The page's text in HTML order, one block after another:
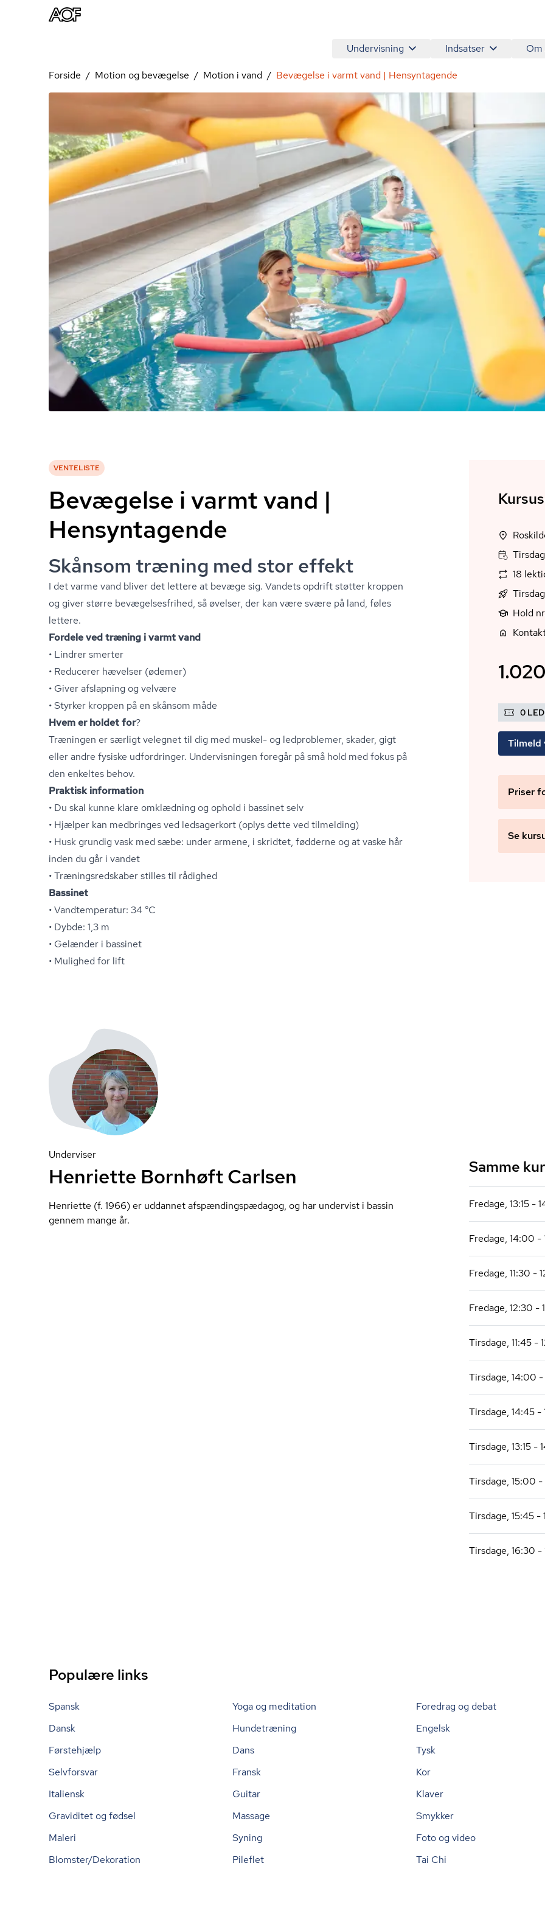
Undervisning Indsatser Om
Forside Motion og bevægelse Motion i vand Bevægelse i varmt vand | Hensyntagende
VENTELISTE
Bevægelse i varmt vand |
Hensyntagende
Skånsom træning med stor effekt
I det varme vand bliver det lettere at bevæge sig. Vandets opdrift støtter kroppen
og giver større be­væ­gel­ses­fri­hed, så øvelser, der kan være svære på land, føles
lettere.
Fordele ved træning i varmt vand
• Lindrer smerter
• Reducerer hævelser (ødemer)
• Giver afslapning og velvære
• Styrker kroppen på en skånsom måde
Hvem er holdet for?
Træningen er særligt velegnet til dig med muskel- og ledproblemer, skader, gigt
eller andre fysiske udfordringer. Undervisningen foregår på små hold med fokus på
den enkeltes behov.
Praktisk information
• Du skal kunne klare omklædning og ophold i bassinet selv
• Hjælper kan medbringes ved ledsagerkort (oplys dette ved tilmelding)
• Husk grundig vask med sæbe: under armene, i skridtet, fødderne og at vaske hår
inden du går i vandet
• Træ­nings­red­ska­ber stilles til rådighed
Bassinet
• Vandtemperatur: 34 °C
• Dybde: 1,3 m
• Gelænder i bassinet
• Mulighed for lift
18
Hold
0
Tilmeld
Priser
Se
Underviser
Henriette Bornhøft Carlsen
Henriette (f. 1966) er uddannet af­spæn­dings­pæ­da­gog, og har undervist i bassin
gennem mange år.
Samme
Fredage, 13:15 -
Fredage, 14:00 -
Fredage, 11:30 -
Fredage, 12:30 -
Tirsdage, 11:45 -
Tirsdage, 14:00 -
Tirsdage, 14:45 -
Tirsdage, 13:15 -
Tirsdage, 15:00 -
Tirsdage, 15:45 -
Tirsdage, 16:30 -
Populære links
Spansk Yoga og meditation Foredrag og debat
Dansk
Hundetræning Engelsk
Førstehjælp
Dans Tysk
Selvforsvar
Fransk Kor
Italiensk
Guitar Klaver
Graviditet og fødsel
Massage Smykker
Maleri
Syning Foto og video
Blomster/Dekoration
Pileflet Tai Chi